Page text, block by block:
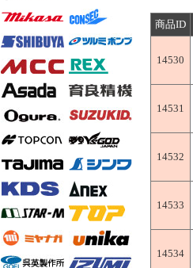
商品ID
14530
14531
14532
14533
14534